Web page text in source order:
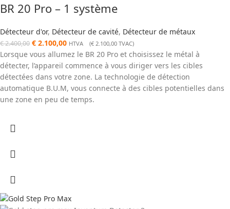
BR 20 Pro – 1 système
Détecteur d'or, Détecteur de cavité, Détecteur de métaux
€2.400,00 € 2.100,00 HTVA (€ 2.100,00 TVAC)
Lorsque vous allumez le BR 20 Pro et choisissez le métal à
détecter, l’appareil commence à vous diriger vers les cibles
détectées dans votre zone. La technologie de détection
automatique B.U.M, vous connecte à des cibles potentielles dans
une zone en peu de temps.